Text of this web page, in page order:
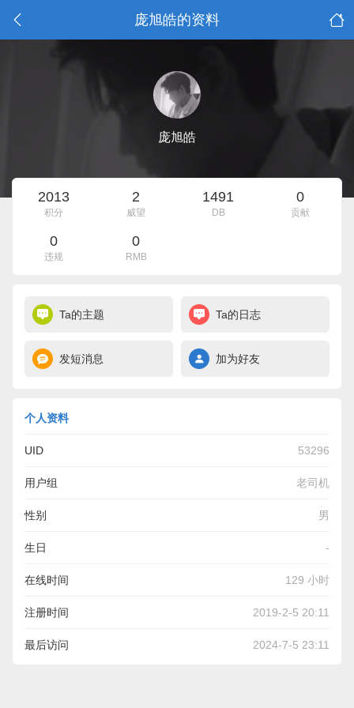
庞旭皓的资料
庞旭皓
2013
积分
2
威望
1491
DB
0
贡献
0
违规
0
RMB
Ta的主题 Ta的日志
发短消息 加为好友
个人资料
UID 53296
用户组 老司机
性别 男
生日 -
在线时间 129 小时
注册时间 2019-2-5 20:11
最后访问 2024-7-5 23:11